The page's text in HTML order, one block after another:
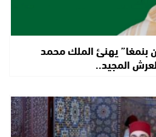
بنمغا” يهنئ الملك محمد
المجيد..